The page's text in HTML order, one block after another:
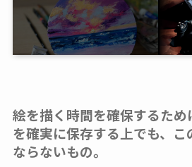
絵を描く時間を確保するため
を確実に保存する上でも、こ
ならないもの。